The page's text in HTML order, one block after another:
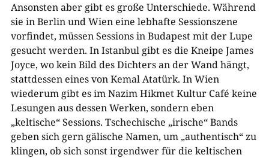
Ansonsten aber gibt es große Unterschiede. Während
sie in Berlin und Wien eine lebhafte Sessionszene
vorfindet, müssen Sessions in Budapest mit der Lupe
gesucht werden. In Istanbul gibt es die Kneipe James
Joyce, wo kein Bild des Dichters an der Wand hängt,
stattdessen eines von Kemal Atatürk. In Wien
wiederum gibt es im Nazim Hikmet Kultur Café keine
Lesungen aus dessen Werken, sondern eben
„keltische“ Sessions. Tschechische „irische“ Bands
geben sich gern gälische Namen, um „authentisch“ zu
klingen, ob sich sonst irgendwer für die keltischen